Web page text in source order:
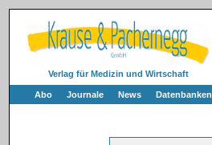
Verlag für Medizin und Wirtschaft
Abo Journale News Datenbanken